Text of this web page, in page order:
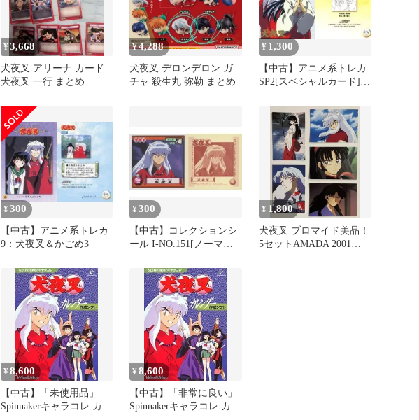
¥3,668
犬夜叉 アリーナ カード
犬夜叉 一行 まとめ
¥4,288
犬夜叉 デロンデロン ガ
チャ 殺生丸 弥勒 まとめ
¥ 1,300
【中古】アニメ系トレカ
SP2[スペシャルカード]：
¥300
【中古】アニメ系トレカ
9：犬夜叉＆かごめ3
¥300
【中古】コレクションシ
ール I-NO.151[ノーマ
¥ 1,800
犬夜叉 ブロマイド美品！
5セットAMADA 2001
¥8,600
【中古】「未使用品」
Spinnakerキャラコレ カレ
¥8,600
【中古】「非常に良い」
Spinnakerキャラコレ カレ